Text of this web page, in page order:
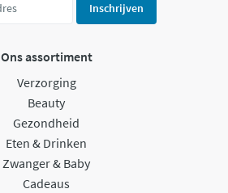
Inschrijven
Ons assortiment
Verzorging
Beauty
Gezondheid
Eten & Drinken
Zwanger & Baby
Cadeaus